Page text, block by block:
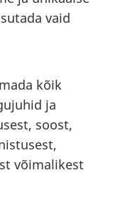
vaid
kõik
ja
soost,
võimalikest